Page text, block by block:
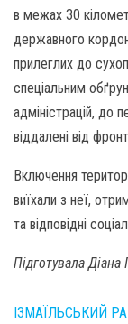
в межах 30
державного
прилеглих до
спеціальним
адміністрацій, до
віддалені від
Включення
виїхали з неї,
та відповідні
Підготувала
ІЗМАЇЛЬСЬКИЙ